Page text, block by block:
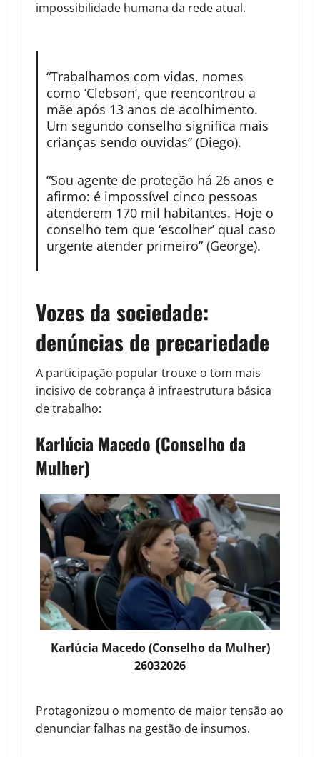
impossibilidade humana da rede atual.
“Trabalhamos com vidas, nomes
como ‘Clebson’, que reencontrou a
mãe após 13 anos de acolhimento.
Um segundo conselho significa mais
crianças sendo ouvidas” (Diego).
“Sou agente de proteção há 26 anos e
afirmo: é impossível cinco pessoas
atenderem 170 mil habitantes. Hoje o
conselho tem que ‘escolher’ qual caso
urgente atender primeiro” (George).
Vozes da sociedade:
denúncias de precariedade
A participação popular trouxe o tom mais
incisivo de cobrança à infraestrutura básica
de trabalho:
Karlúcia Macedo (Conselho da
Mulher)
Karlúcia Macedo (Conselho da Mulher)
26032026
Protagonizou o momento de maior tensão ao
denunciar falhas na gestão de insumos.